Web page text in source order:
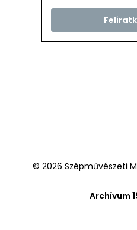
© 2026 Szépművészeti
Archívum